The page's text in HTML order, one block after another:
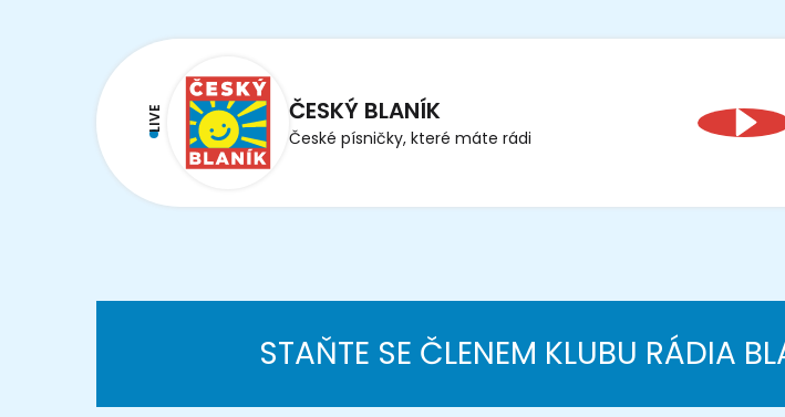
LIVE ČESKÝ BLANÍK
České písničky, které máte rádi
STAŇTE SE ČLENEM KLUBU RÁDIA